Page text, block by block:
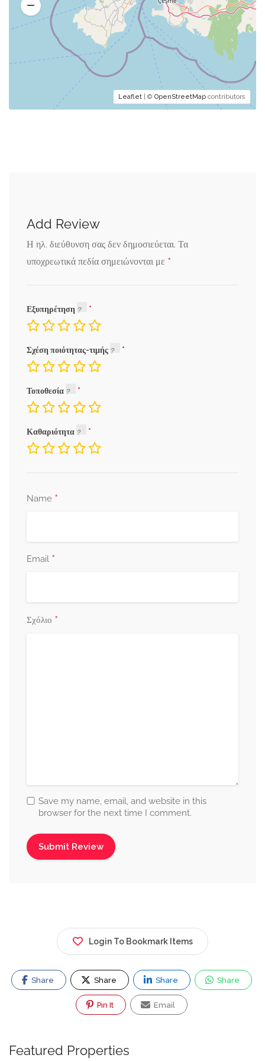
Leaflet | © OpenStreetMap contributors
Add Review
Η ηλ. διεύθυνση σας δεν δημοσιεύεται. Τα
υποχρεωτικά πεδία σημειώνονται με *
Εξυπηρέτηση
Σχέση ποιότητας-τιμής
Τοποθεσία
Καθαριότητα
Name *
Email *
Σχόλιο *
Save my name, email, and website in this
browser for the next time I comment.
Login To Bookmark Items
Share Share Share Share
Pin It Email
Featured Properties